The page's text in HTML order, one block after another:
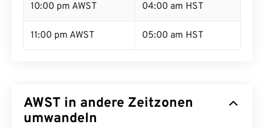
10:00 pm AWST 04:00 am HST
11:00 pm AWST 05:00 am HST
AWST in andere Zeitzonen
umwandeln